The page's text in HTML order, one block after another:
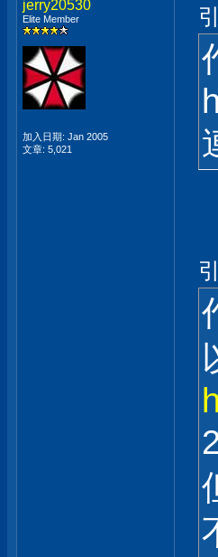
jerry20530
Elite Member
加入日期: Jan 2005
文章: 5,021